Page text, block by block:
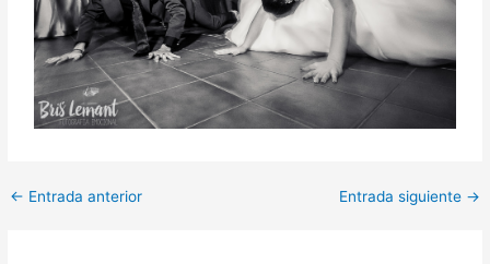
← Entrada anterior Entrada siguiente →